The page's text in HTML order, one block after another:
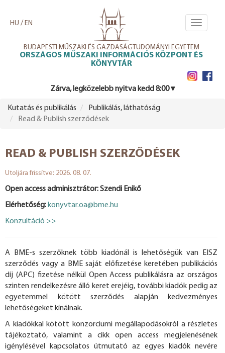
tartalomra
BUDAPESTI MŰSZAKI ÉS GAZDASÁGTUDOMÁNYI EGYETEM
ORSZÁGOS MŰSZAKI INFORMÁCIÓS KÖZPONT ÉS
KÖNYVTÁR
HU / EN
Zárva, legközelebb nyitva kedd 8:00 ▾
Toggle
Kutatás és publikálás
Publikálás, láthatóság
Read & Publish szerződések
READ & PUBLISH SZERZŐDÉSEK
Utoljára frissítve: 2026. 08. 07.
Open access adminisztrátor: Szendi Enikő
Elérhetőség: konyvtar.oa@bme.hu
Konzultáció >>
A BME-s szerzőknek több kiadónál is lehetőségük van EISZ
szerződés vagy a BME saját előfizetése keretében publikációs
díj (APC) fizetése nélkül Open Access publikálásra az országos
szinten rendelkezésre álló keret erejéig, további kiadók pedig az
egyetemmel kötött szerződés alapján kedvezményes
lehetőségeket kínálnak.
A kiadókkal kötött konzorciumi megállapodásokról a részletes
tájékoztató, valamint a cikk open access megjelenésének
igénylésével kapcsolatos útmutató az egyes kiadók nevére